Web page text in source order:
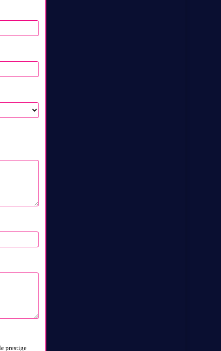
prestige